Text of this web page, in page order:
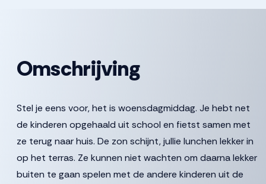
Omschrijving
Stel je eens voor, het is woensdagmiddag. Je hebt net
de kinderen opgehaald uit school en fietst samen met
ze terug naar huis. De zon schijnt, jullie lunchen lekker in
op het terras. Ze kunnen niet wachten om daarna lekker
buiten te gaan spelen met de andere kinderen uit de